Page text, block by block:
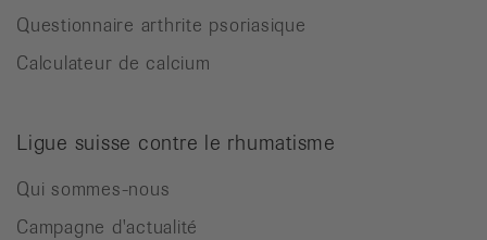
Questionnaire arthrite psoriasique
Calculateur de calcium
Ligue suisse contre le rhumatisme
Qui sommes-nous
Campagne d'actualité